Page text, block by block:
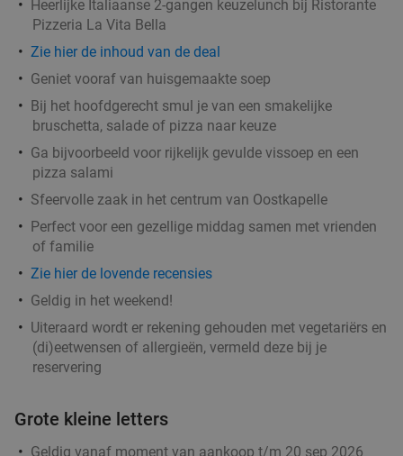
Heerlijke Italiaanse 2-gangen keuzelunch bij Ristorante
Pizzeria La Vita Bella
Zie hier de inhoud van de deal
Geniet vooraf van huisgemaakte soep
Bij het hoofdgerecht smul je van een smakelijke
bruschetta, salade of pizza naar keuze
Ga bijvoorbeeld voor rijkelijk gevulde vissoep en een
pizza salami
Sfeervolle zaak in het centrum van Oostkapelle
Perfect voor een gezellige middag samen met vrienden
of familie
Zie hier de lovende recensies
Geldig in het weekend!
Uiteraard wordt er rekening gehouden met vegetariërs en
(di)eetwensen of allergieën, vermeld deze bij je
reservering
Grote kleine letters
Geldig vanaf moment van aankoop t/m 20 sep 2026